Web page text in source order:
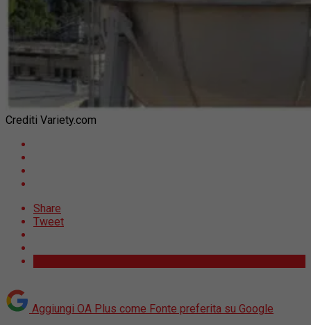
Crediti Variety.com
Share
Tweet
Aggiungi OA Plus come Fonte preferita su Google